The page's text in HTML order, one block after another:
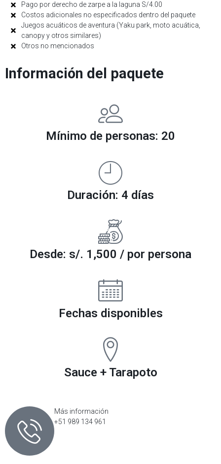
Pago por derecho de zarpe a la laguna S/4.00
Costos adicionales no especificados dentro del paquete
Juegos acuáticos de aventura (Yaku park, moto acuática,
canopy y otros similares)
Otros no mencionados
Información del paquete
Mínimo de personas: 20
Duración: 4 días
Desde: s/. 1,500 / por persona
Fechas disponibles
Sauce + Tarapoto
Más información
+51 989 134 961